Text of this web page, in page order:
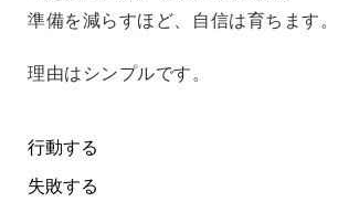
準備を減らすほど、自信は育ちます。
理由はシンプルです。
行動する
失敗する